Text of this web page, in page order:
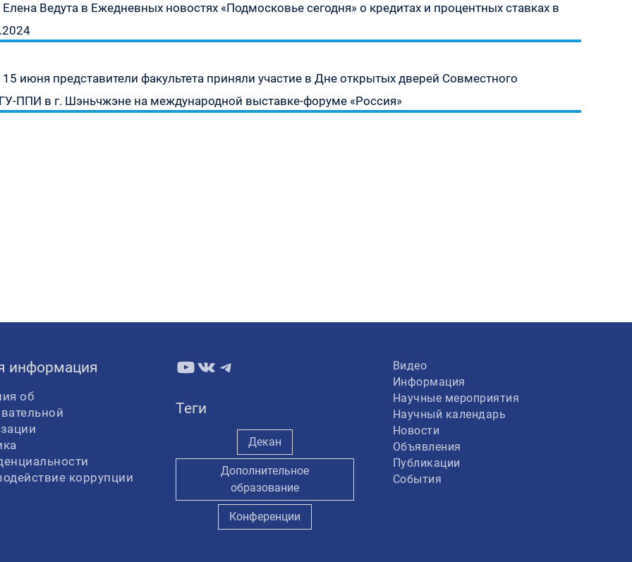
запись:
Елена Ведута в Ежедневных новостях «Подмосковье сегодня» о кредитах и процентных ставках в
запись:
15 июня представители факультета приняли участие в Дне открытых дверей Совместного
ППИ в г. Шэньчжэне на международной выставке-форуме «Россия»
информация
об
коррупции
YouTube
ВКонтакте
Telegram
Теги
Декан
Дополнительное
образование
Конференции
Видео
Информация
Научные мероприятия
Научный календарь
Новости
Объявления
Публикации
События